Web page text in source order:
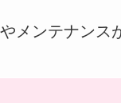
メンテナンス